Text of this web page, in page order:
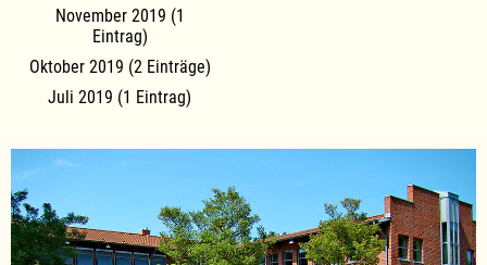
November 2019 (1
Eintrag)
Oktober 2019 (2 Einträge)
Juli 2019 (1 Eintrag)